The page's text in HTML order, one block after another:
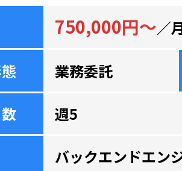
750,000円～／
業務委託
週5
バックエンドエン